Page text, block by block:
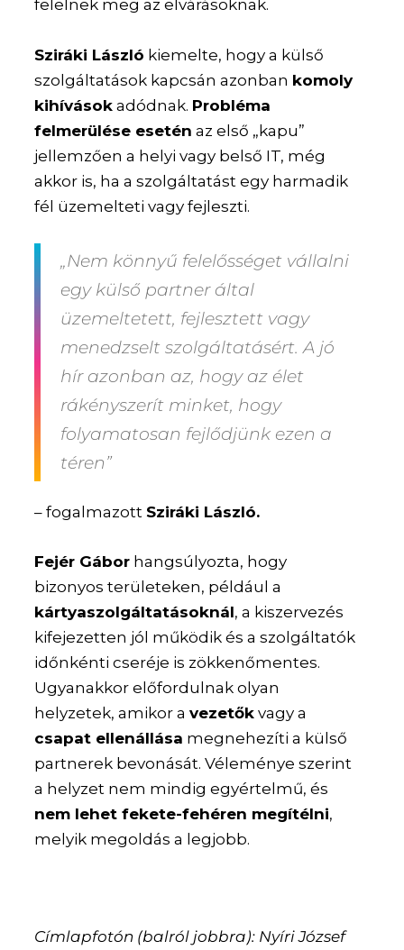
felelnek meg az elvárásoknak.
Sziráki László kiemelte, hogy a külső
szolgáltatások kapcsán azonban komoly
kihívások adódnak. Probléma
felmerülése esetén az első „kapu”
jellemzően a helyi vagy belső IT, még
akkor is, ha a szolgáltatást egy harmadik
fél üzemelteti vagy fejleszti.
„Nem könnyű felelősséget vállalni
egy külső partner által
üzemeltetett, fejlesztett vagy
menedzselt szolgáltatásért. A jó
hír azonban az, hogy az élet
rákényszerít minket, hogy
folyamatosan fejlődjünk ezen a
téren”
– fogalmazott Sziráki László.
Fejér Gábor hangsúlyozta, hogy
bizonyos területeken, például a
kártyaszolgáltatásoknál, a kiszervezés
kifejezetten jól működik és a szolgáltatók
időnkénti cseréje is zökkenőmentes.
Ugyanakkor előfordulnak olyan
helyzetek, amikor avezetők vagy a
csapat ellenállása megnehezíti a külső
partnerek bevonását. Véleménye szerint
a helyzet nem mindig egyértelmű, és
nem lehet fekete-fehéren megítélni,
melyik megoldás a legjobb.
Címlapfotón (balról jobbra): Nyíri József